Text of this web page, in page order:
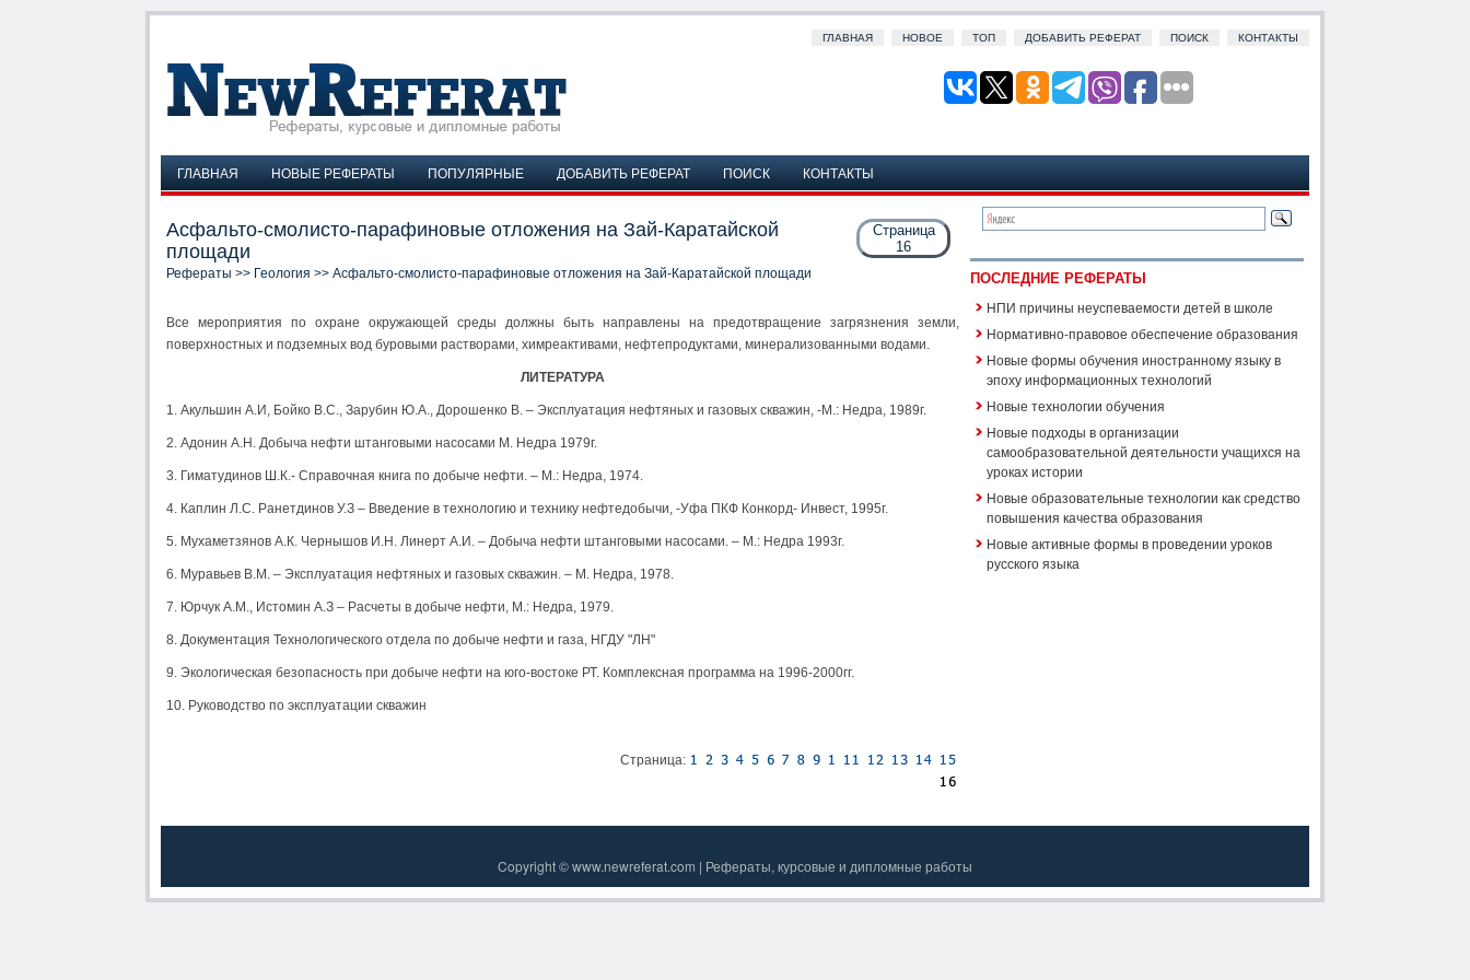
ГЛАВНАЯ НОВОЕ ТОП ДОБАВИТЬ РЕФЕРАТ ПОИСК КОНТАКТЫ
ГЛАВНАЯ НОВЫЕ РЕФЕРАТЫ ПОПУЛЯРНЫЕ ДОБАВИТЬ РЕФЕРАТ ПОИСК КОНТАКТЫ
Страница
16
Асфальто-смолисто-парафиновые отложения на Зай-Каратайской
площади
Рефераты >> Геология >> Асфальто-смолисто-парафиновые отложения на Зай-Каратайской площади
Все мероприятия по охране окружающей среды должны быть направлены на предотвращение загрязнения земли,
поверхностных и подземных вод буровыми растворами, химреактивами, нефтепродуктами, минерализованными водами.
ЛИТЕРАТУРА
1. Акульшин А.И, Бойко В.С., Зарубин Ю.А., Дорошенко В. – Эксплуатация нефтяных и газовых скважин, -М.: Недра, 1989г.
2. Адонин А.Н. Добыча нефти штанговыми насосами М. Недра 1979г.
3. Гиматудинов Ш.К.- Справочная книга по добыче нефти. – М.: Недра, 1974.
4. Каплин Л.С. Ранетдинов У.З – Введение в технологию и технику нефтедобычи, -Уфа ПКФ Конкорд- Инвест, 1995г.
5. Мухаметзянов А.К. Чернышов И.Н. Линерт А.И. – Добыча нефти штанговыми насосами. – М.: Недра 1993г.
6. Муравьев В.М. – Эксплуатация нефтяных и газовых скважин. – М. Недра, 1978.
7. Юрчук А.М., Истомин А.З – Расчеты в добыче нефти, М.: Недра, 1979.
8. Документация Технологического отдела по добыче нефти и газа, НГДУ "ЛН"
9. Экологическая безопасность при добыче нефти на юго-востоке РТ. Комплексная программа на 1996-2000гг.
10. Руководство по эксплуатации скважин
Страница:
ПОСЛЕДНИЕ РЕФЕРАТЫ
НПИ причины неуспеваемости детей в школе
Нормативно-правовое обеспечение образования
Новые формы обучения иностранному языку в
эпоху информационных технологий
Новые технологии обучения
Новые подходы в организации
самообразовательной деятельности учащихся на
уроках истории
Новые образовательные технологии как средство
повышения качества образования
Новые активные формы в проведении уроков
русского языка
Copyright © www.newreferat.com | Рефераты, курсовые и дипломные работы